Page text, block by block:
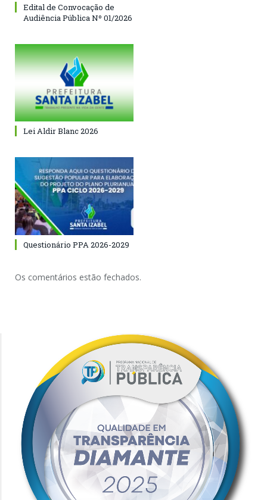
Edital de Convocação de
Audiência Pública Nº 01/2026
Lei Aldir Blanc 2026
Questionário PPA 2026-2029
Os comentários estão fechados.